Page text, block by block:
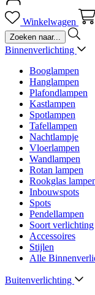
Winkelwagen
Binnenverlichting
Booglampen
Hanglampen
Plafondlampen
Kastlampen
Spotlampen
Tafellampen
Nachtlampje
Vloerlampen
Wandlampen
Rotan lampen
Rookglas
Inbouwspots
Spots
Pendellampen
Soort verlichting
Accessoires
Stijlen
Alle
Buitenverlichting